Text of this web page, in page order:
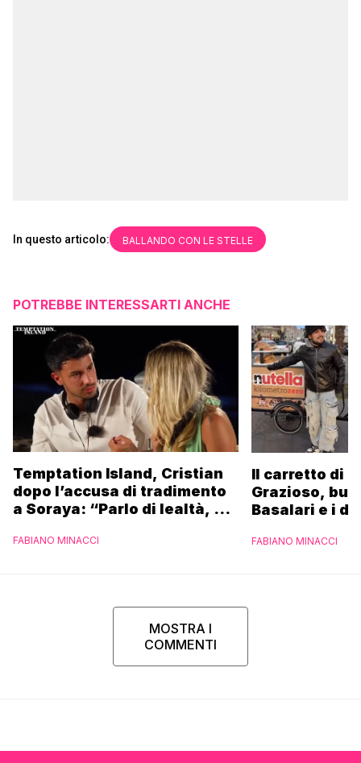
In questo articolo: BALLANDO CON LE STELLE
POTREBBE INTERESSARTI ANCHE
Temptation Island, Cristian
dopo l’accusa di tradimento
a Soraya: “Parlo di lealtà, ma
FABIANO MINACCI
Il carretto di
Grazioso,
Basalari e i
Ferrero”
FABIANO MINACCI
MOSTRA I
COMMENTI